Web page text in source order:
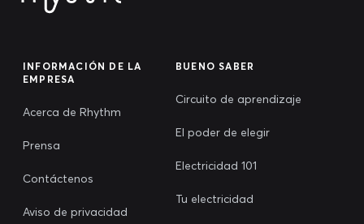
INFORMACIÓN DE LA
EMPRESA
Acerca de Rhythm
Prensa
Contáctenos
Aviso de privacidad
BUENO SABER
Circuito de aprendizaje
El poder de elegir
Electricidad 101
Tu electricidad